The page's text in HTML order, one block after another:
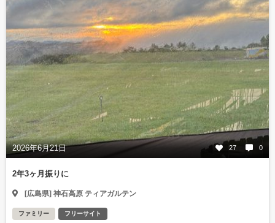
2026年6月21日 27 0
2年3ヶ月振りに
[広島県] 神石高原 ティアガルテン
ファミリー フリーサイト